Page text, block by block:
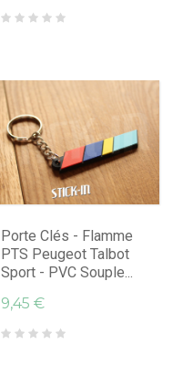
Porte Clés - Flamme
PTS Peugeot Talbot
Sport - PVC Souple...
9,45 €